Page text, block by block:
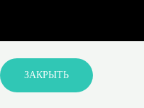
ЗАКРЫТЬ